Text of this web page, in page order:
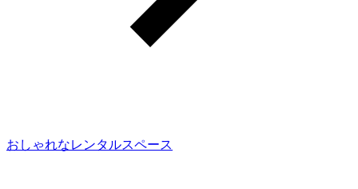
おしゃれなレンタルスペース